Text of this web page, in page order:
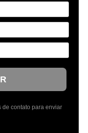
de contato para enviar